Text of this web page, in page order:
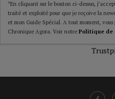
*En cliquant sur le bouton ci-dessus,
traité et exploité pour que je reçoive la
et mon Guide Spécial. A tout moment,
Chronique Agora. Voir notre Politique